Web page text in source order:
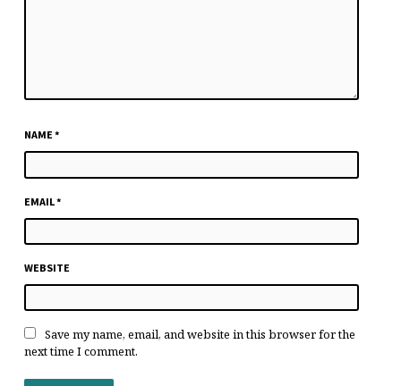
NAME*
EMAIL*
WEBSITE
Save my name, email, and website in this browser for the
next time I comment.